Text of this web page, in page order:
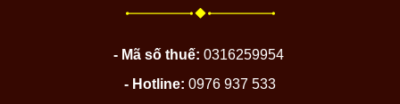
- Mã số thuế: 0316259954
- Hotline: 0976 937 533